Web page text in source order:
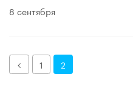
8 сентября
Назад1 2